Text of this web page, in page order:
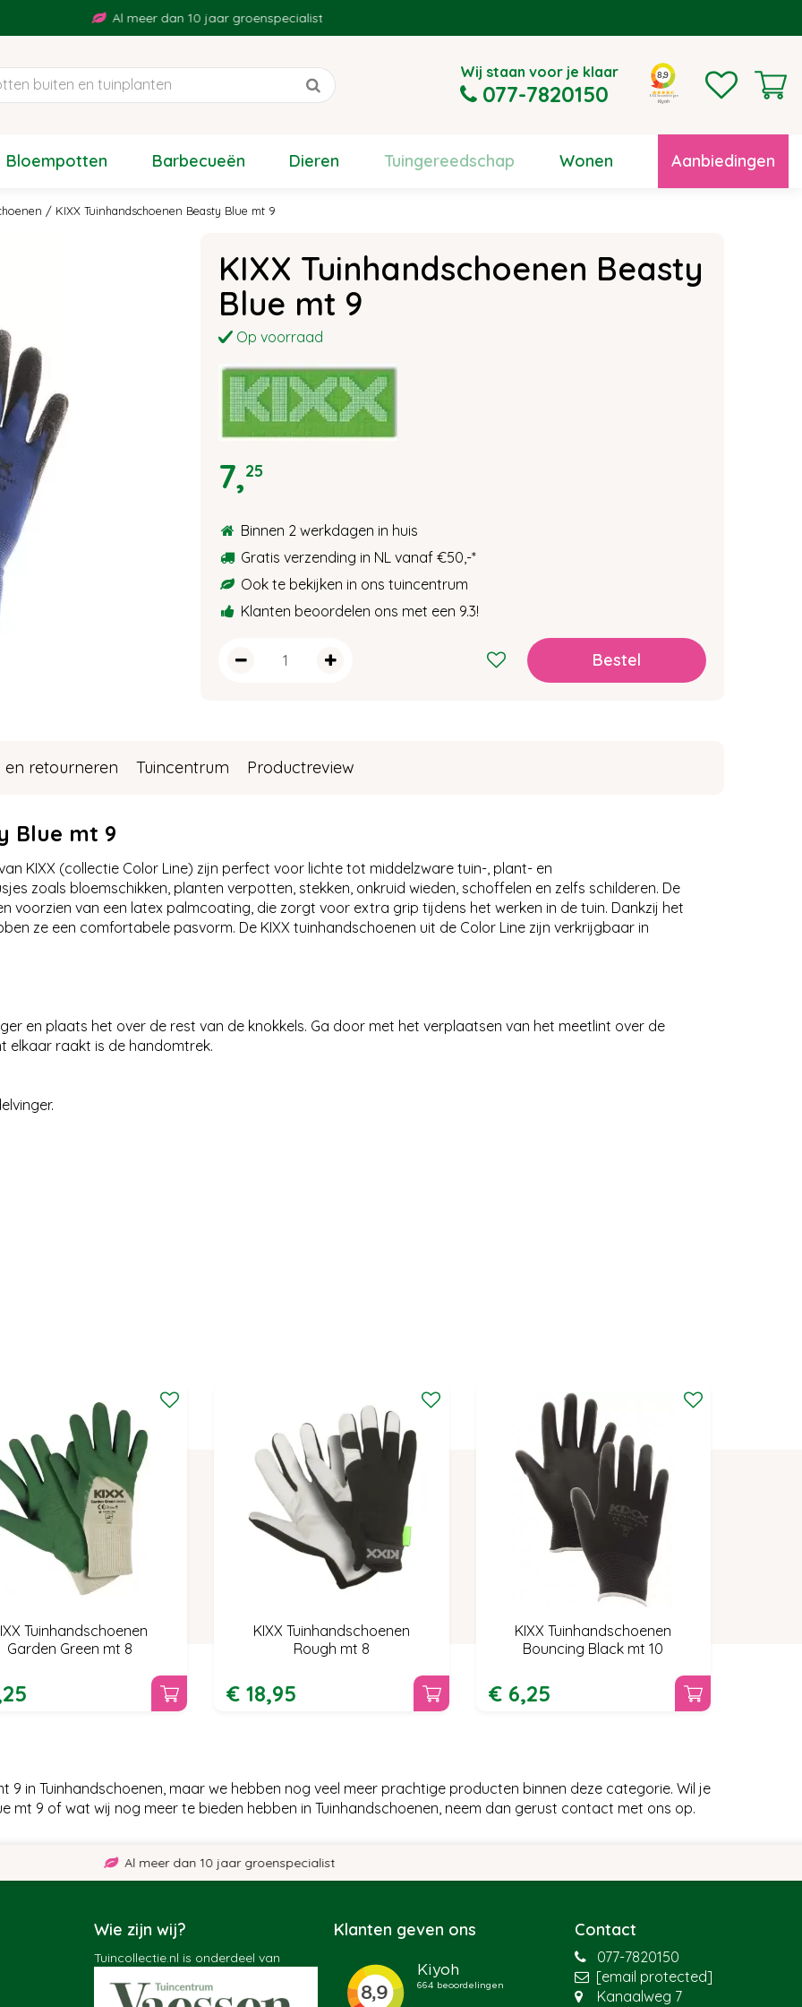
KIXX Tuinhandschoenen Beasty Blue mt 9
Al meer dan 10 jaar groenspecialist
Wij staan voor je klaar
077-7820150
Bloempotten Barbecueën Dieren Tuingereedschap Wonen Aanbiedingen
KIXX Tuinhandschoenen Beasty
Blue mt 9
Op voorraad
7,25
Binnen 2 werkdagen in huis
Gratis verzending in NL vanaf €50,-*
Ook te bekijken in ons tuincentrum
Klanten beoordelen ons met een 9.3!
en retourneren Tuincentrum Productreview
Blue mt 9
KIXX (collectie Color Line) zijn perfect voor lichte tot middelzware tuin-, plant- en
zoals bloemschikken, planten verpotten, stekken, onkruid wieden, schoffelen en zelfs schilderen. De
voorzien van een latex palmcoating, die zorgt voor extra grip tijdens het werken in de tuin. Dankzij het
ze een comfortabele pasvorm. De KIXX tuinhandschoenen uit de Color Line zijn verkrijgbaar in
en plaats het over de rest van de knokkels. Ga door met het verplaatsen van het meetlint over de
elkaar raakt is de handomtrek.
Tuinhandschoenen
Garden Green mt 8
25
KIXX Tuinhandschoenen
Rough mt 8
€ 18,95
KIXX Tuinhandschoenen
Bouncing Black mt 10
€ 6,25
9 in Tuinhandschoenen, maar we hebben nog veel meer prachtige producten binnen deze categorie. Wil je
mt 9 of wat wij nog meer te bieden hebben in Tuinhandschoenen, neem dan gerust contact met ons op.
Al meer dan 10 jaar groenspecialist
Wie zijn wij?
Tuincollectie.nl is onderdeel van
Klanten geven ons Contact
077-7820150
[email protected]
Kanaalweg 7